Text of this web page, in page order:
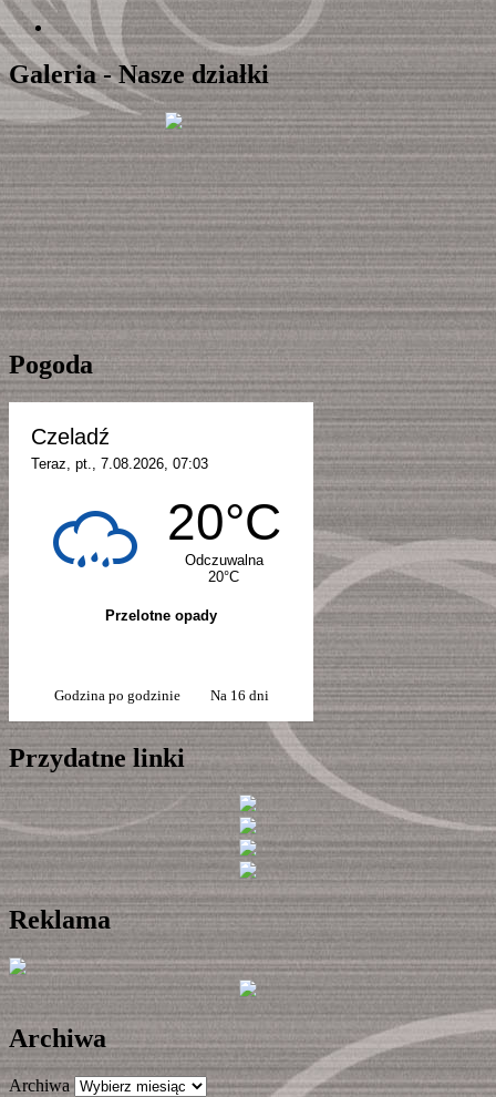
Galeria - Nasze działki
Pogoda
Godzina po godzinie Na 16 dni
Przydatne linki
Reklama
Archiwa
Archiwa